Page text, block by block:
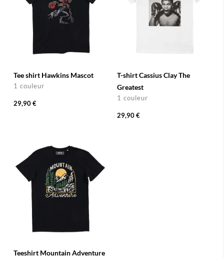
Tee shirt Hawkins Mascot
1 couleur
29,90 €
T-shirt Cassius Clay The
Greatest
1 couleur
29,90 €
Teeshirt Mountain Adventure